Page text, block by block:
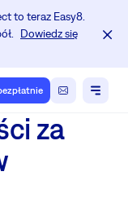
to teraz Easy8.
Dowiedz się
za